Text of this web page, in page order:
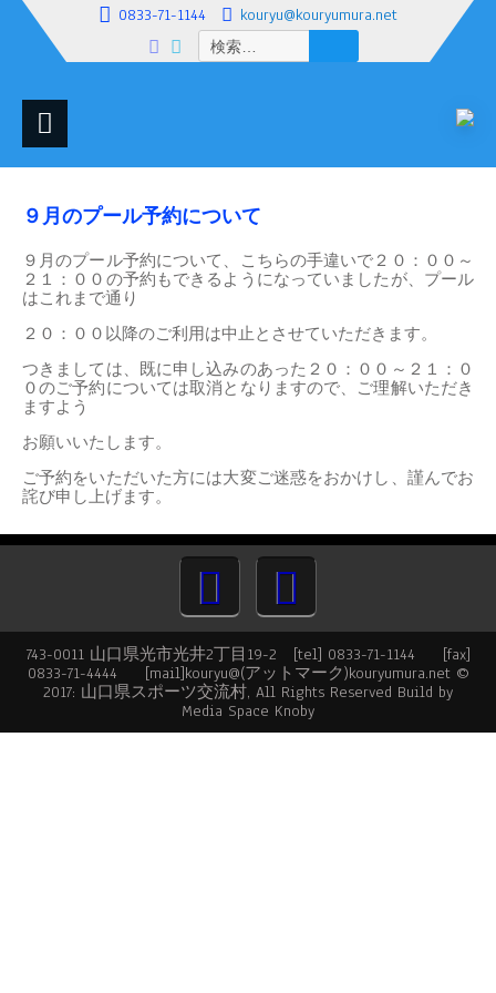
0833-71-1144
kouryu@kouryumura.net
検
索:
９月のプール予約について
９月のプール予約について、こちらの手違いで２０：００～
２１：００の予約もできるようになっていましたが、プール
はこれまで通り
２０：００以降のご利用は中止とさせていただきます。
つきましては、既に申し込みのあった２０：００～２１：０
０のご予約については取消となりますので、ご理解いただき
ますよう
お願いいたします。
ご予約をいただいた方には大変ご迷惑をおかけし、謹んでお
詫び申し上げます。
743-0011 山口県光市光井2丁目19-2 [tel] 0833-71-1144 [fax]
0833-71-4444 [mail]kouryu@(アットマーク)kouryumura.net ©
2017: 山口県スポーツ交流村, All Rights Reserved Build by
Media Space Knoby